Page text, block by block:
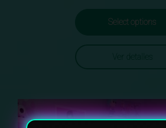
Select options